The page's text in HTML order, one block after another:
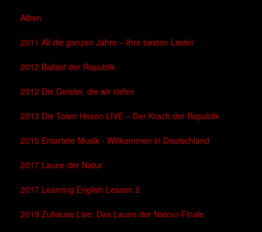
Alben
2011 All die ganzen Jahre – Ihre besten Lieder
2012 Ballast der Republik
2012 Die Geister, die wir riefen
2013 Die Toten Hosen LIVE – Der Krach der Republik
2015 Entartete Musik - Willkommen in Deutschland
2017 Laune der Natur
2017 Learning English Lesson 2
2019 Zuhause Live: Das Laune der Natour-Finale